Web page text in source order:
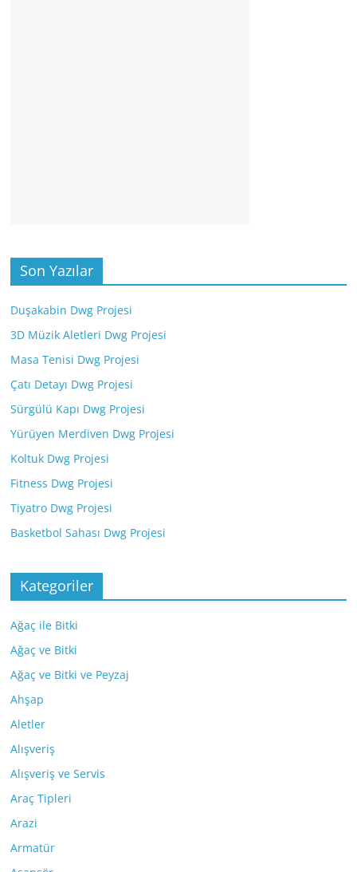
Son Yazılar
Duşakabin Dwg Projesi
3D Müzik Aletleri Dwg Projesi
Masa Tenisi Dwg Projesi
Çatı Detayı Dwg Projesi
Sürgülü Kapı Dwg Projesi
Yürüyen Merdiven Dwg Projesi
Koltuk Dwg Projesi
Fitness Dwg Projesi
Tiyatro Dwg Projesi
Basketbol Sahası Dwg Projesi
Kategoriler
Ağaç ile Bitki
Ağaç ve Bitki
Ağaç ve Bitki ve Peyzaj
Ahşap
Aletler
Alışveriş
Alışveriş ve Servis
Araç Tipleri
Arazi
Armatür